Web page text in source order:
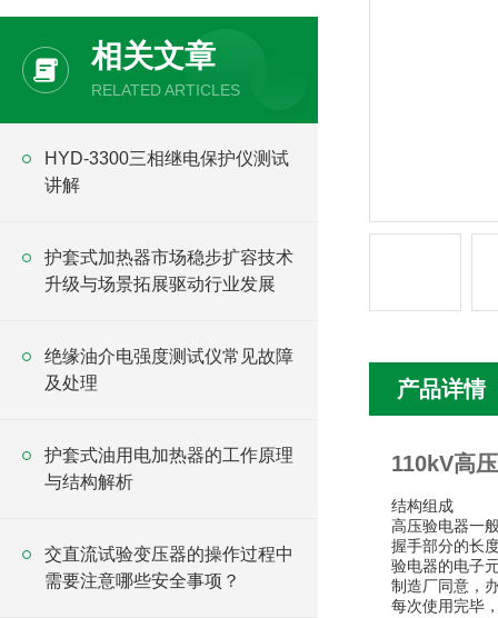
相关文章
RELATED ARTICLES
HYD-3300三相继电保护仪测试
讲解
护套式加热器市场稳步扩容技术
升级与场景拓展驱动行业发展
绝缘油介电强度测试仪常见故障
及处理
护套式油用电加热器的工作原理
与结构解析
交直流试验变压器的操作过程中
需要注意哪些安全事项？
产品详情
110kV高
结构组成
高压验电器一
握手部分的长
验电器的电子
制造厂同意，
每次使用完毕